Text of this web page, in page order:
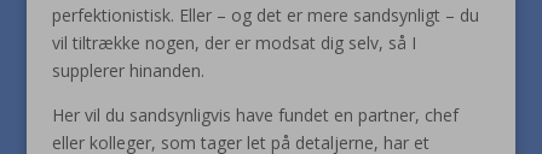
perfektionistisk. Eller – og det er mere sandsynligt – du
vil tiltrække nogen, der er modsat dig selv, så I
supplerer hinanden.
Her vil du sandsynligvis have fundet en partner, chef
eller kolleger, som tager let på detaljerne, har et